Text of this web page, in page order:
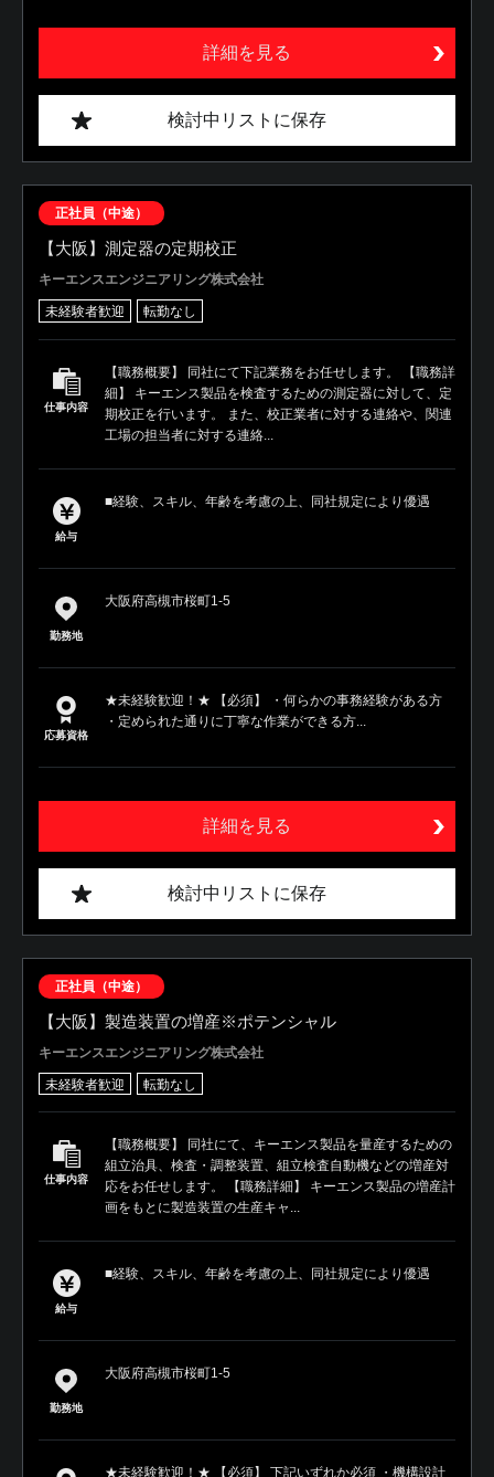
詳細を見る
検討中リストに保存
正社員（中途）
【大阪】測定器の定期校正
キーエンスエンジニアリング株式会社
未経験者歓迎 転勤なし
仕事内容
【職務概要】 同社にて下記業務をお任せします。 【職務詳
細】 キーエンス製品を検査するための測定器に対して、定
期校正を行います。 また、校正業者に対する連絡や、関連
工場の担当者に対する連絡...
給与
■経験、スキル、年齢を考慮の上、同社規定により優遇
勤務地
大阪府高槻市桜町1-5
応募資格
★未経験歓迎！★ 【必須】 ・何らかの事務経験がある方
・定められた通りに丁寧な作業ができる方...
詳細を見る
検討中リストに保存
正社員（中途）
【大阪】製造装置の増産※ポテンシャル
キーエンスエンジニアリング株式会社
未経験者歓迎 転勤なし
仕事内容
【職務概要】 同社にて、キーエンス製品を量産するための
組立治具、検査・調整装置、組立検査自動機などの増産対
応をお任せします。 【職務詳細】 キーエンス製品の増産計
画をもとに製造装置の生産キャ...
給与
■経験、スキル、年齢を考慮の上、同社規定により優遇
勤務地
大阪府高槻市桜町1-5
★未経験歓迎！★ 【必須】 下記いずれか必須 ・機構設計